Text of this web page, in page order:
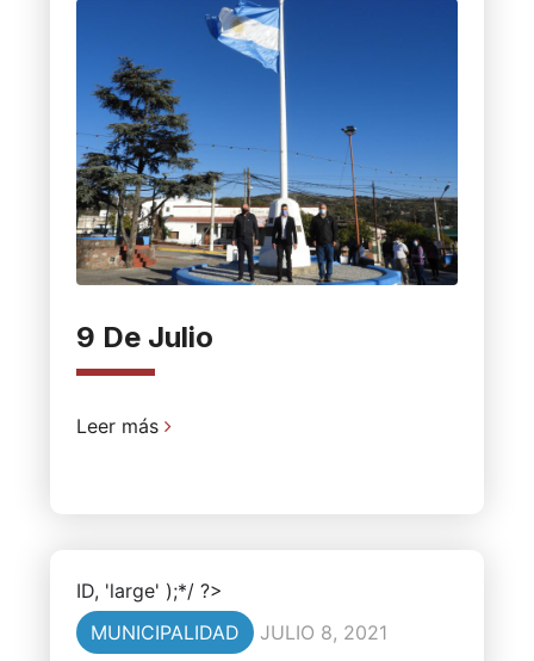
9 De Julio
Leer más
ID, 'large' );*/ ?>
MUNICIPALIDAD
JULIO 8, 2021